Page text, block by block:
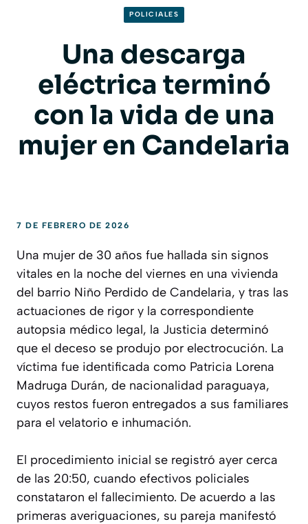
POLICIALES
Una descarga
eléctrica terminó
con la vida de una
mujer en Candelaria
7 DE FEBRERO DE 2026
Una mujer de 30 años fue hallada sin signos
vitales en la noche del viernes en una vivienda
del barrio Niño Perdido de Candelaria, y tras las
actuaciones de rigor y la correspondiente
autopsia médico legal, la Justicia determinó
que el deceso se produjo por electrocución. La
víctima fue identificada como Patricia Lorena
Madruga Durán, de nacionalidad paraguaya,
cuyos restos fueron entregados a sus familiares
para el velatorio e inhumación.
El procedimiento inicial se registró ayer cerca
de las 20:50, cuando efectivos policiales
constataron el fallecimiento. De acuerdo a las
primeras averiguaciones, su pareja manifestó